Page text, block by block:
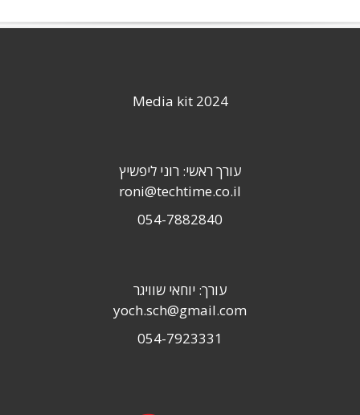
Media kit 2024
עורך ראשי: רוני ליפשיץ
roni@techtime.co.il
054-7882840
עורך: יוחאי שוויגר
yoch.sch@gmail.com
054-7923331